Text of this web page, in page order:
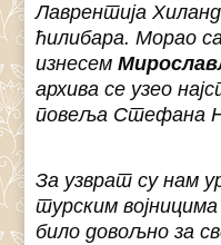
Лаврентија
ћилибара. Морао
изнесем
архива се узео
повеља Стефана
За узврат су нам
турским
било довољно за